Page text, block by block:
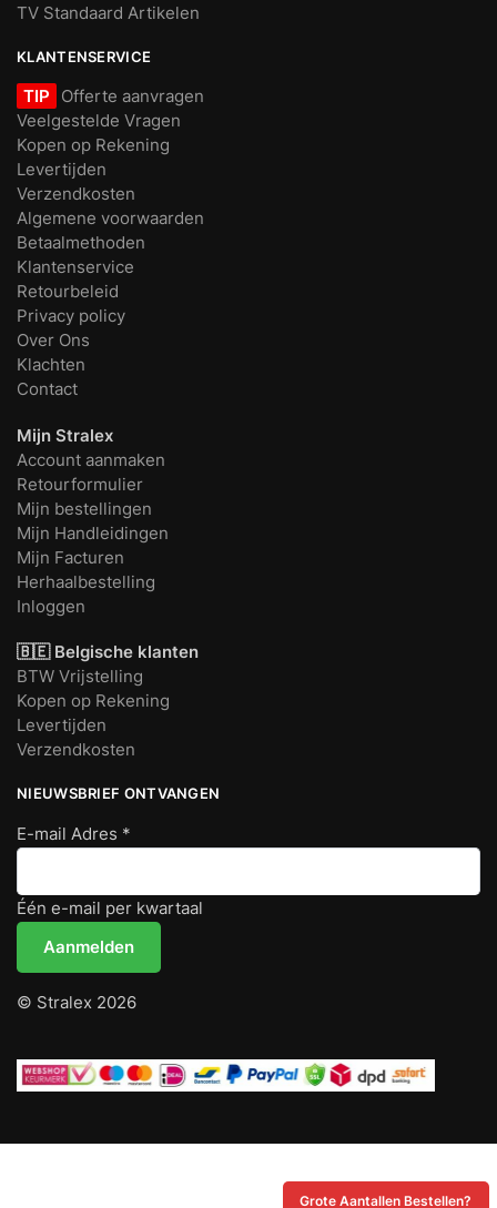
Grote Aantallen Bestellen?
TV Standaard Artikelen
KLANTENSERVICE
TIP
Offerte aanvragen
Veelgestelde Vragen
Kopen op Rekening
Levertijden
Verzendkosten
Algemene voorwaarden
Betaalmethoden
Klantenservice
Retourbeleid
Privacy policy
Over Ons
Klachten
Contact
Mijn Stralex
Account aanmaken
Retourformulier
Mijn bestellingen
Mijn Handleidingen
Mijn Facturen
Herhaalbestelling
Inloggen
🇧🇪 Belgische klanten
BTW Vrijstelling
Kopen op Rekening
Levertijden
Verzendkosten
NIEUWSBRIEF ONTVANGEN
E-mail Adres *
Één e-mail per kwartaal
© Stralex 2026